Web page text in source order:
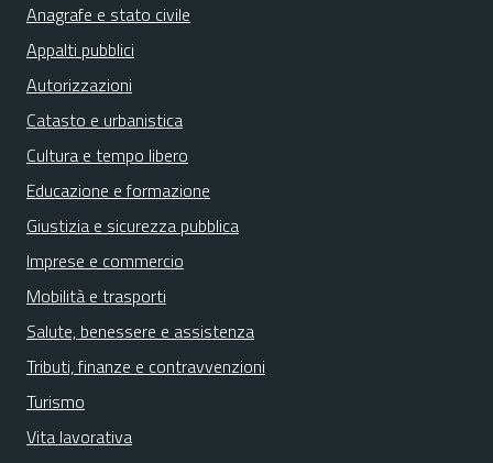
Anagrafe e stato civile
Appalti pubblici
Autorizzazioni
Catasto e urbanistica
Cultura e tempo libero
Educazione e formazione
Giustizia e sicurezza pubblica
Imprese e commercio
Mobilità e trasporti
Salute, benessere e assistenza
Tributi, finanze e contravvenzioni
Turismo
Vita lavorativa